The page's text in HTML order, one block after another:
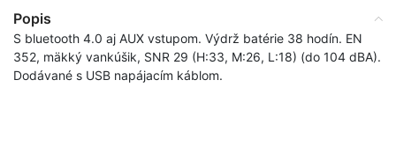
Popis
S bluetooth 4.0 aj AUX vstupom. Výdrž batérie 38 hodín. EN
352, mäkký vankúšik, SNR 29 (H:33, M:26, L:18) (do 104 dBA).
Dodávané s USB napájacím káblom.